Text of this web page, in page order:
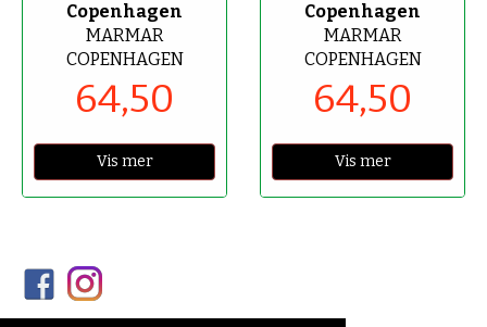
Copenhagen
MARMAR
COPENHAGEN
64,50
Vis mer
Copenhagen
MARMAR
COPENHAGEN
64,50
Vis mer